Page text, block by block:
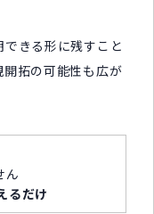
きる形に残すこと
拓の可能性も広が
ん
るだけ